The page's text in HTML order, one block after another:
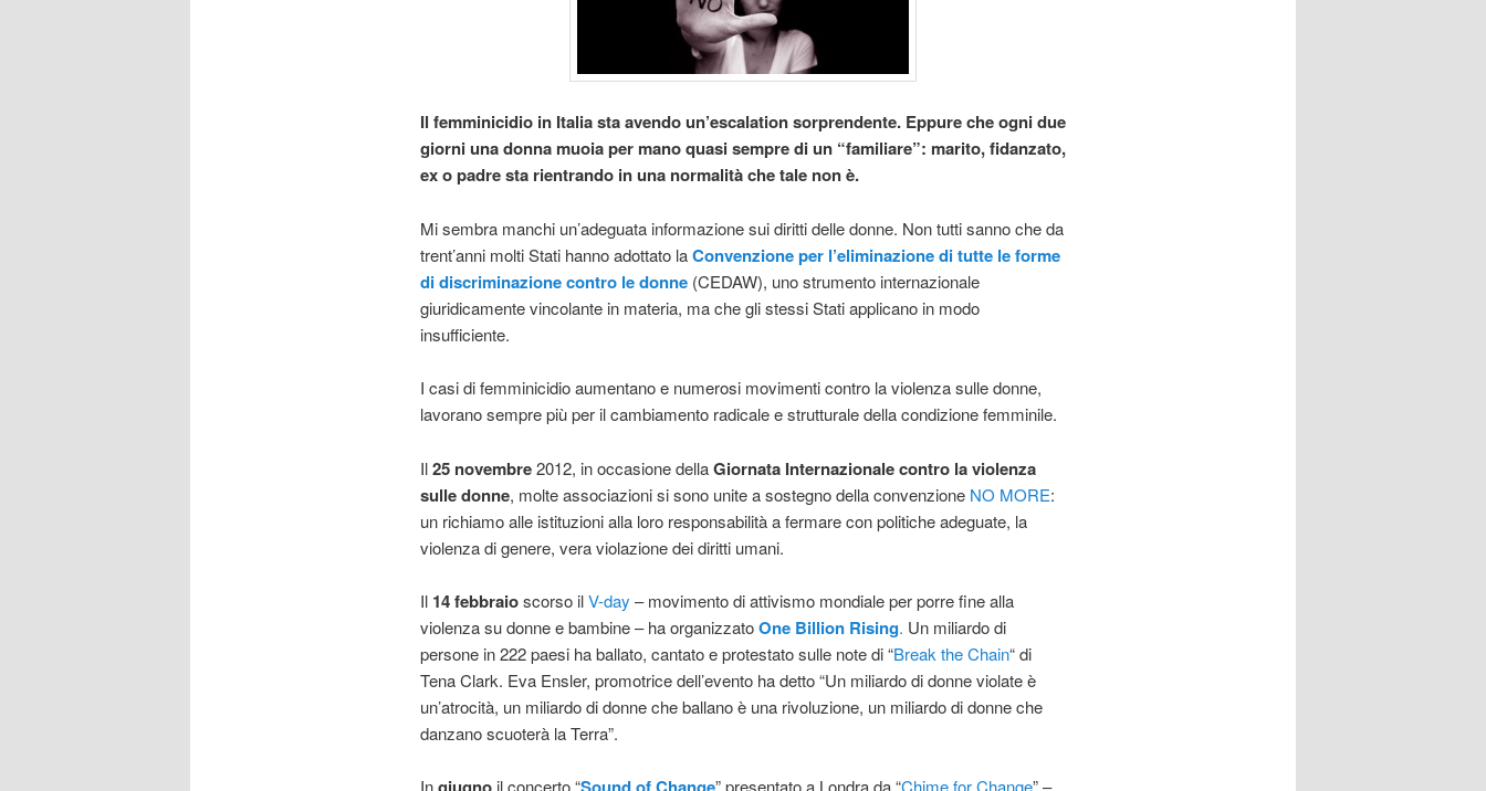
Il femminicidio in Italia sta avendo un’escalation sorprendente. Eppure che ogni due
giorni una donna muoia per mano quasi sempre di un “familiare”: marito, fidanzato,
ex o padre sta rientrando in una normalità che tale non è.
Mi sembra manchi un’adeguata informazione sui diritti delle donne. Non tutti sanno che da
trent’anni molti Stati hanno adottato laConvenzione per l’eliminazione di tutte le forme
di discriminazione contro le donne(CEDAW), uno strumento internazionale
giuridicamente vincolante in materia, ma che gli stessi Stati applicano in modo
insufficiente.
I casi di femminicidio aumentano e numerosi movimenti contro la violenza sulle donne,
lavorano sempre più per il cambiamento radicale e strutturale della condizione femminile.
Il25 novembre2012, in occasione dellaGiornata Internazionale contro la violenza
sulle donne, molte associazioni si sono unite a sostegno della convenzione NO MORE:
un richiamo alle istituzioni alla loro responsabilità a fermare con politiche adeguate, la
violenza di genere, vera violazione dei diritti umani.
Il 14 febbraioscorso ilV-day – movimento di attivismo mondiale per porre fine alla
violenza su donne e bambine – ha organizzatoOne Billion Rising. Un miliardo di
persone in 222 paesi ha ballato, cantato e protestato sulle note di “Break the Chain“ di
Tena Clark. Eva Ensler, promotrice dell’evento ha detto “Un miliardo di donne violate è
un’atrocità, un miliardo di donne che ballano è una rivoluzione, un miliardo di donne che
danzano scuoterà la Terra”.